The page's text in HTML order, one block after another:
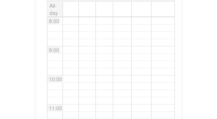
All-
day
8:00
9:00
10:00
11:00